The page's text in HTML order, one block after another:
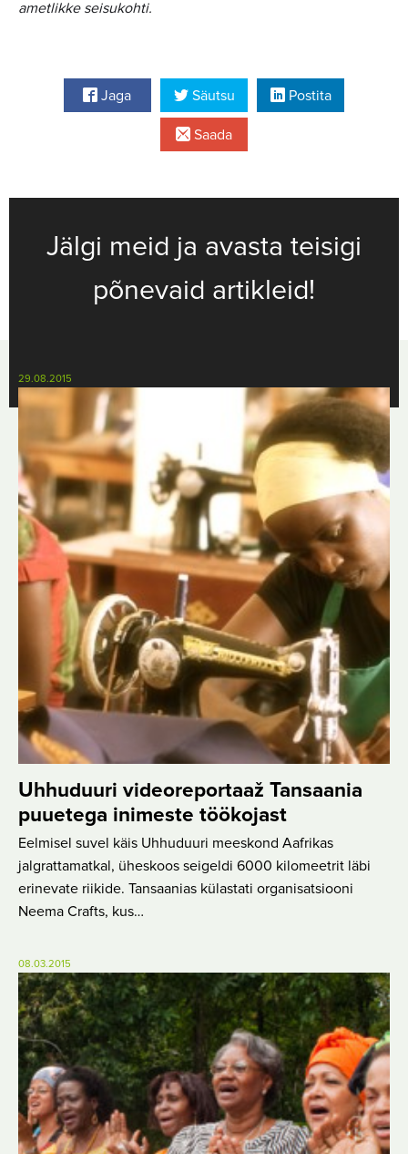
ametlikke seisukohti.
Jaga Säutsu Postita
Saada
Jälgi meid ja avasta teisigi
põnevaid artikleid!
29.08.2015
Uhhuduuri videoreportaaž Tansaania
puuetega inimeste töökojast
Eelmisel suvel käis Uhhuduuri meeskond Aafrikas
jalgrattamatkal, üheskoos seigeldi 6000 kilomeetrit läbi
erinevate riikide. Tansaanias külastati organisatsiooni
Neema Crafts, kus…
08.03.2015